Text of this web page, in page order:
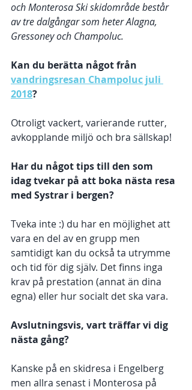
och Monterosa Ski skidområde består
av tre dalgångar som heter Alagna,
Gressoney och Champoluc.
Kan du berätta något från
vandringsresan Champoluc juli
2018?
Otroligt vackert, varierande rutter,
avkopplande miljö och bra sällskap!
Har du något tips till den som
idag tvekar på att boka nästa resa
med Systrar i bergen?
Tveka inte :) du har en möjlighet att
vara en del av en grupp men
samtidigt kan du också ta utrymme
och tid för dig själv. Det finns inga
krav på prestation (annat än dina
egna) eller hur socialt det ska vara.
Avslutningsvis, vart träffar vi dig
nästa gång?
Kanske på en skidresa i Engelberg
men allra senast i Monterosa på